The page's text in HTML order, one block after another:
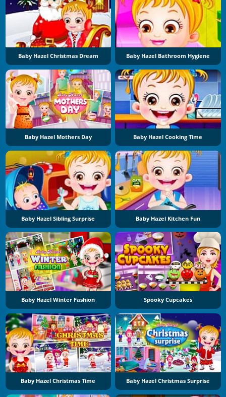
Baby Hazel Christmas Dream Baby Hazel Bathroom Hygiene
Baby Hazel Mothers Day Baby Hazel Cooking Time
Baby Hazel Sibling Surprise Baby Hazel Kitchen Fun
Baby Hazel Winter Fashion Spooky Cupcakes
Baby Hazel Christmas Time Baby Hazel Christmas Surprise